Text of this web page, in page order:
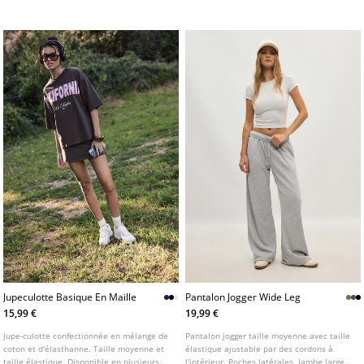
plusieurs couleurs.
Jupeculotte Basique En Maille
15,99 €
Jupe-culotte confectionnée en mélange de
coton et d'élasthanne. Taille moyenne et
taille élastique. Disponible en plusieurs
Pantalon Jogger Wide Leg
19,99 €
Pantalon jogger taille moyenne avec taille
élastique ajustable par des cordons à
l'intérieur. Poches latérales. Jambe large